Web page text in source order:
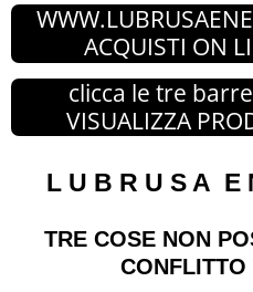
ACQUISTI ON
clicca le tre
VISUALIZZA
L U B R U S A E
TRE COSE NON